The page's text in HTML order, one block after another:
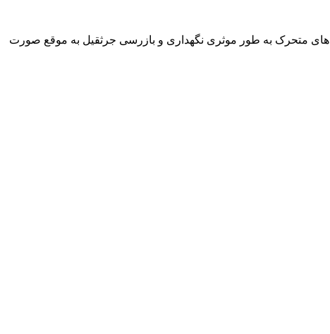
متحرک به طور موثری نگهداری و بازرسی جرثقیل به موقع صورت